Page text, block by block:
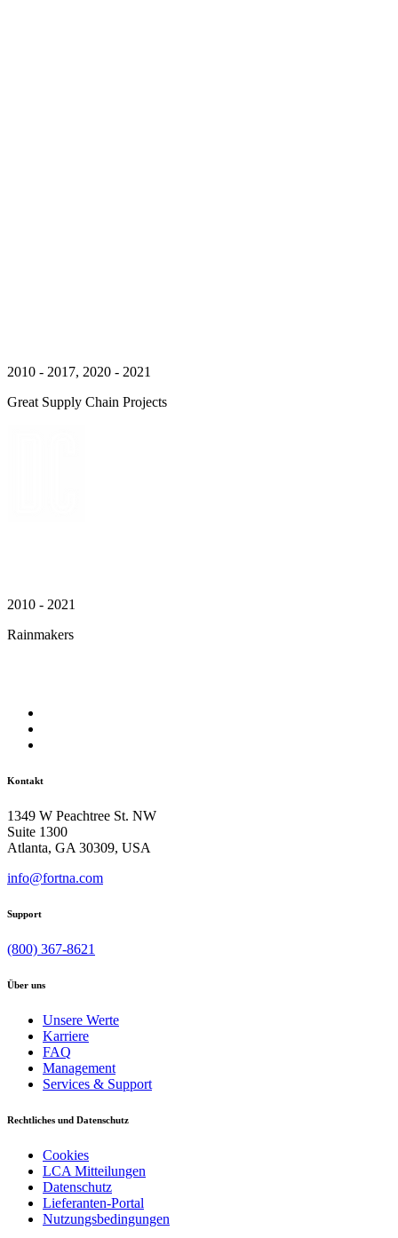
2010 - 2017, 2020 - 2021
Great Supply Chain Projects
2010 - 2021
Rainmakers
Kontakt
1349 W Peachtree St. NW
Suite 1300
Atlanta, GA 30309, USA
info@fortna.com
Support
(800) 367-8621
Über uns
Unsere Werte
Karriere
FAQ
Management
Services & Support
Rechtliches und Datenschutz
Cookies
LCA Mitteilungen
Datenschutz
Lieferanten-Portal
Nutzungsbedingungen